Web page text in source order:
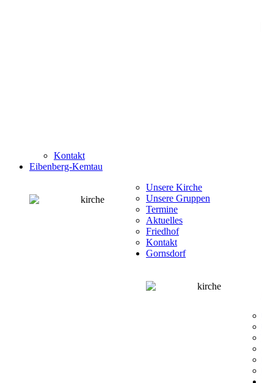
Kontakt
Eibenberg-Kemtau
Unsere Kirche
Unsere Gruppen
Termine
Aktuelles
Friedhof
Kontakt
Gornsdorf